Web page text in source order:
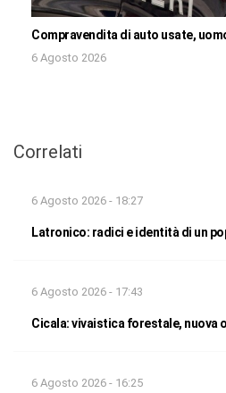
Compravendita di auto usate,
6 Agosto 2026
Correlati
6 Agosto 2026 - 18:27
Latronico: radici e identità di un
6 Agosto 2026 - 17:43
Cicala: vivaistica forestale, nuova
6 Agosto 2026 - 16:25